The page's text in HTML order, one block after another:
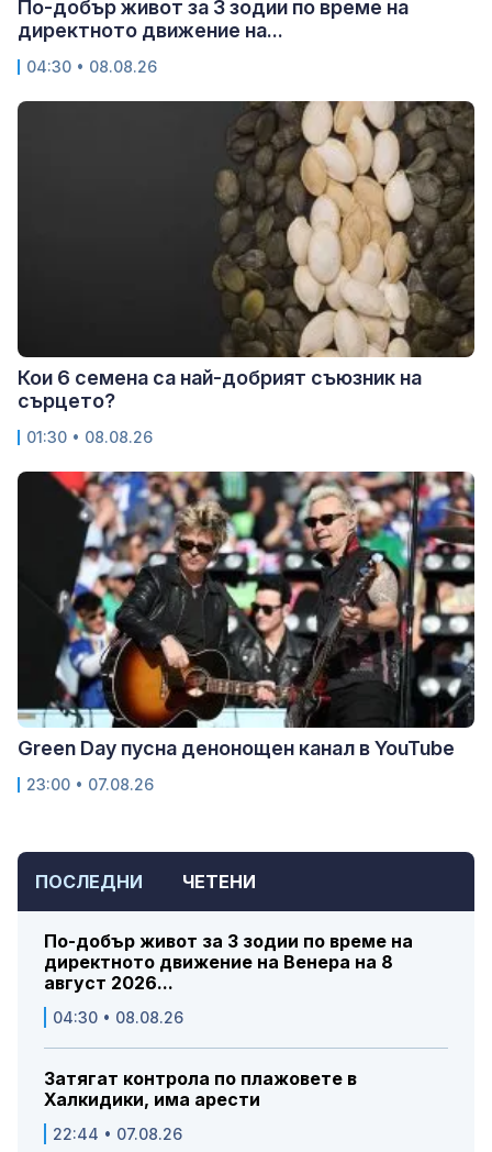
ПОСЛЕДНИ ЧЕТЕНИ
По-добър живот за 3 зодии по време на
директното движение на Венера на 8
август 2026...
04:30 • 08.08.26
Затягат контрола по плажовете в
Халкидики, има арести
22:44 • 07.08.26
По-добър живот за 3 зодии по време на
директното движение на...
04:30 • 08.08.26
Кои 6 семена са най-добрият съюзник на
сърцето?
01:30 • 08.08.26
Green Day пусна денонощен канал в YouTube
23:00 • 07.08.26